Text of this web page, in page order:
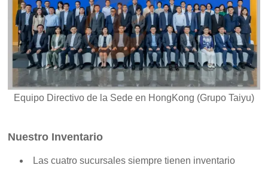
Equipo Directivo de la Sede en HongKong (Grupo Taiyu)
Nuestro Inventario
Las cuatro sucursales siempre tienen inventario